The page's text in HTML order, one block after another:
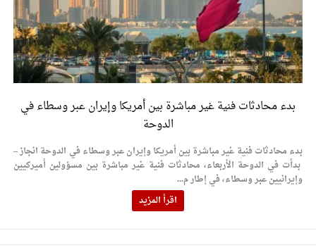
بدء محادثات فنية غير مباشرة بين أمريكا وإيران عبر وسطاء في
الدوحة
بدء محادثات فنية غير مباشرة بين أمريكا وإيران عبر وسطاء في الدوحة انجاز –
بدأت في الدوحة الأربعاء، محادثات فنية غير مباشرة بين مسؤولين أميركيين
وإيرانيين عبر وسطاء، في إطار م...
اقرأ المزيد